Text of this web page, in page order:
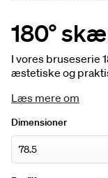
180°
I vores bruseserie
æstetiske og
en som er tilpasset
Læs mere om
Dimensioner